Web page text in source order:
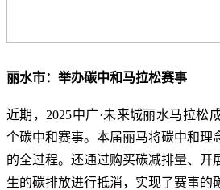
丽水市：举办碳中和马拉松赛事
近期，2025中广·未来城丽水马拉松
个碳中和赛事。本届丽马将碳中和理
的全过程。还通过购买碳减排量、开
生的碳排放进行抵消，实现了赛事的